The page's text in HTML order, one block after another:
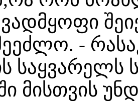
-
მისთვის